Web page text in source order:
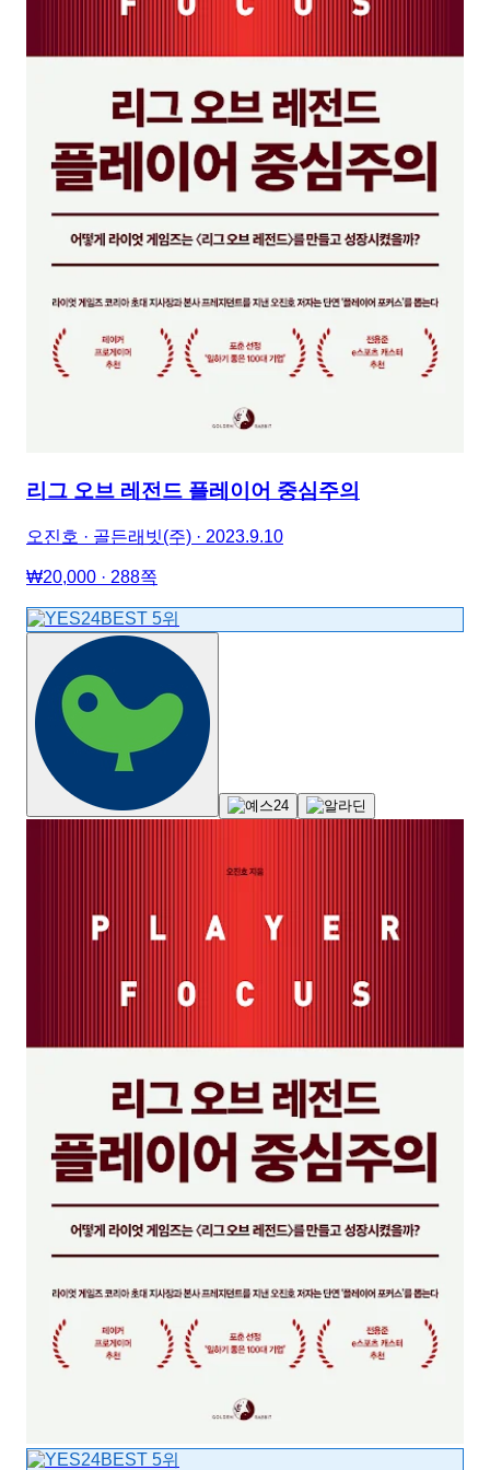
리그 오브 레전드 플레이어 중심주의
오진호 · 골든래빗(주) · 2023.9.10
₩20,000 · 288쪽
BEST 5위
BEST 5위